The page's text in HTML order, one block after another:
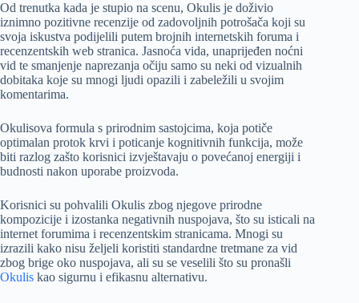
Od trenutka kada je stupio na scenu, Okulis je doživio
iznimno pozitivne recenzije od zadovoljnih potrošača koji su
svoja iskustva podijelili putem brojnih internetskih foruma i
recenzentskih web stranica. Jasnoća vida, unaprijeđen noćni
vid te smanjenje naprezanja očiju samo su neki od vizualnih
dobitaka koje su mnogi ljudi opazili i zabeležili u svojim
komentarima.
Okulisova formula s prirodnim sastojcima, koja potiče
optimalan protok krvi i poticanje kognitivnih funkcija, može
biti razlog zašto korisnici izvještavaju o povećanoj energiji i
budnosti nakon uporabe proizvoda.
Korisnici su pohvalili Okulis zbog njegove prirodne
kompozicije i izostanka negativnih nuspojava, što su isticali na
internet forumima i recenzentskim stranicama. Mnogi su
izrazili kako nisu željeli koristiti standardne tretmane za vid
zbog brige oko nuspojava, ali su se veselili što su pronašli
Okulis kao sigurnu i efikasnu alternativu.